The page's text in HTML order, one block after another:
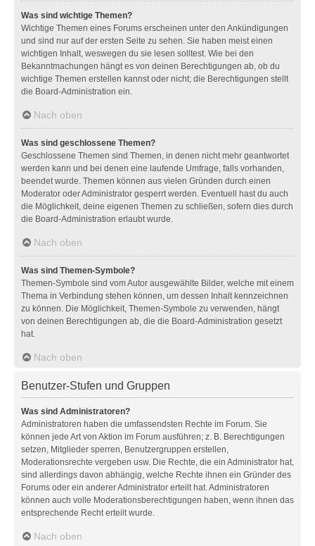
Was sind wichtige Themen?
Wichtige Themen eines Forums erscheinen unter den Ankündigungen
und sind nur auf der ersten Seite zu sehen. Sie haben meist einen
wichtigen Inhalt, weswegen du sie lesen solltest. Wie bei den
Bekanntmachungen hängt es von deinen Berechtigungen ab, ob du
wichtige Themen erstellen kannst oder nicht; die Berechtigungen stellt
die Board-Administration ein.
Nach oben
Was sind geschlossene Themen?
Geschlossene Themen sind Themen, in denen nicht mehr geantwortet
werden kann und bei denen eine laufende Umfrage, falls vorhanden,
beendet wurde. Themen können aus vielen Gründen durch einen
Moderator oder Administrator gesperrt werden. Eventuell hast du auch
die Möglichkeit, deine eigenen Themen zu schließen, sofern dies durch
die Board-Administration erlaubt wurde.
Nach oben
Was sind Themen-Symbole?
Themen-Symbole sind vom Autor ausgewählte Bilder, welche mit einem
Thema in Verbindung stehen können, um dessen Inhalt kennzeichnen
zu können. Die Möglichkeit, Themen-Symbole zu verwenden, hängt
von deinen Berechtigungen ab, die die Board-Administration gesetzt
hat.
Nach oben
Benutzer-Stufen und Gruppen
Was sind Administratoren?
Administratoren haben die umfassendsten Rechte im Forum. Sie
können jede Art von Aktion im Forum ausführen; z. B. Berechtigungen
setzen, Mitglieder sperren, Benutzergruppen erstellen,
Moderationsrechte vergeben usw. Die Rechte, die ein Administrator hat,
sind allerdings davon abhängig, welche Rechte ihnen ein Gründer des
Forums oder ein anderer Administrator erteilt hat. Administratoren
können auch volle Moderationsberechtigungen haben, wenn ihnen das
entsprechende Recht erteilt wurde.
Nach oben